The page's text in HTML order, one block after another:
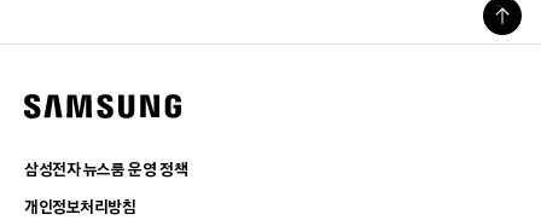
삼성전자 뉴스룸 운영 정책
개인정보처리방침